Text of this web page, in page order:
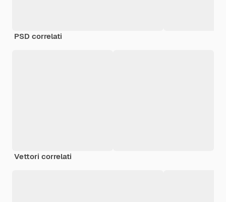
PSD correlati
Vettori correlati